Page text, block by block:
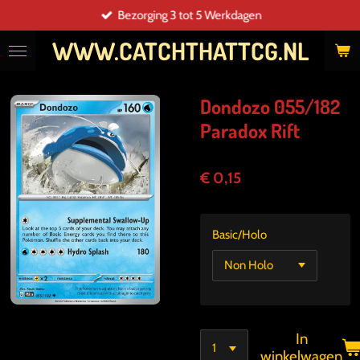
direct
naar
WWW.CATCHTHATTCG.NL
Bezorging 3 tot 5 Werkdagen
Dondozo 055/182
Paradox Rift
€ 0,15
Basic/Holo
In